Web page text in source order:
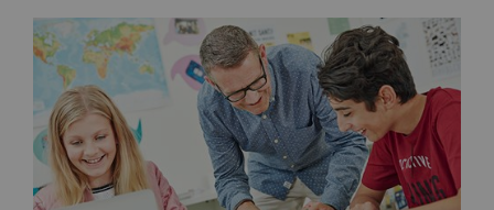
I den digitala delen finns lärarboken som e-bok, med
klickbara länkar som leder till:
• Pedagogisk information till lektionens olika delar.
• Förberedda genomgångar till varje exempel.
• Komplett facit för nedladdning om man vill skriva ut
till eleverna.
• Formativa frågor till varje lektion.
• GeoGebra-simuleringar.